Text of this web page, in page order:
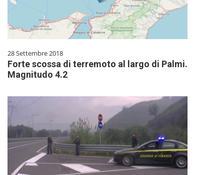
28 Settembre 2018
Forte scossa di terremoto al largo di Palmi.
Magnitudo 4.2